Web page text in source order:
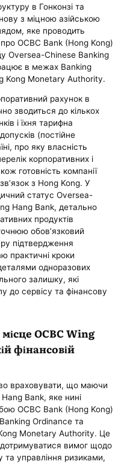
в Гонконзі та
з міцною азійською
яке проводить
OCBC Bank (Hong Kong)
Oversea-Chinese Banking
в межах Banking
Kong Monetary Authority.
рахунок в
зводиться до кількох
і їхня тарифна
(постійне
про яку власність
корпоративних і
готовність компанії
з Hong Kong. У
статус Oversea-
Hang Bank, детально
продуктів
обов’язковий
підтвердження
практичні кроки
одноразових
залишку, які
до сервісу та фінансову
OCBC Wing
фінансовій
враховувати, що маючи
Bank, яке нині
OCBC Bank (Hong Kong)
Ordinance та
Monetary Authority. Це
вимог щодо
та управління ризиками,